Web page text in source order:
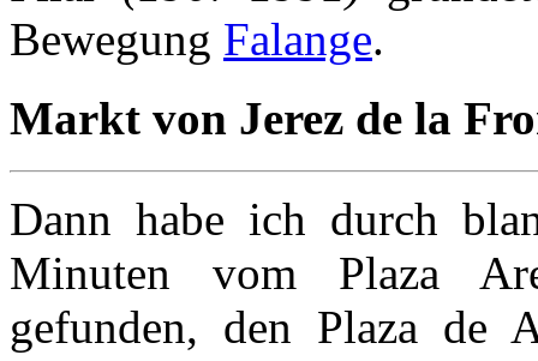
Bewegung Falange.
Markt von Jerez de la
Dann habe ich durch
Minuten vom Plaza
gefunden, den Plaza de